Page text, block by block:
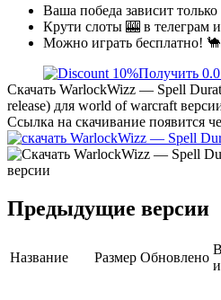
Ваша победа зависит
Крути слоты 🎰 в телеграм
Можно играть бесплатно! 🐪
Получить
Скачать WarlockWizz — Spell
release) для world of warcraft
Ссылка на скачивание появится
версии
Предыдущие версии
Название Размер Обновлено